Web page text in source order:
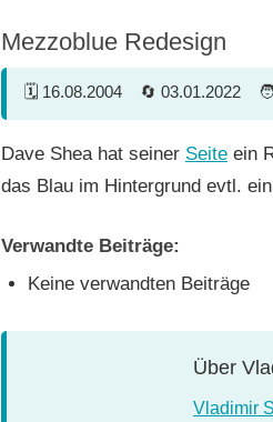
Mezzoblue Redesign
16.08.2004 03.01.2022
Dave Shea hat seiner Seite ein
das Blau im Hintergrund evtl.
Verwandte Beiträge:
Keine verwandten Beiträge
Über
Vladimir